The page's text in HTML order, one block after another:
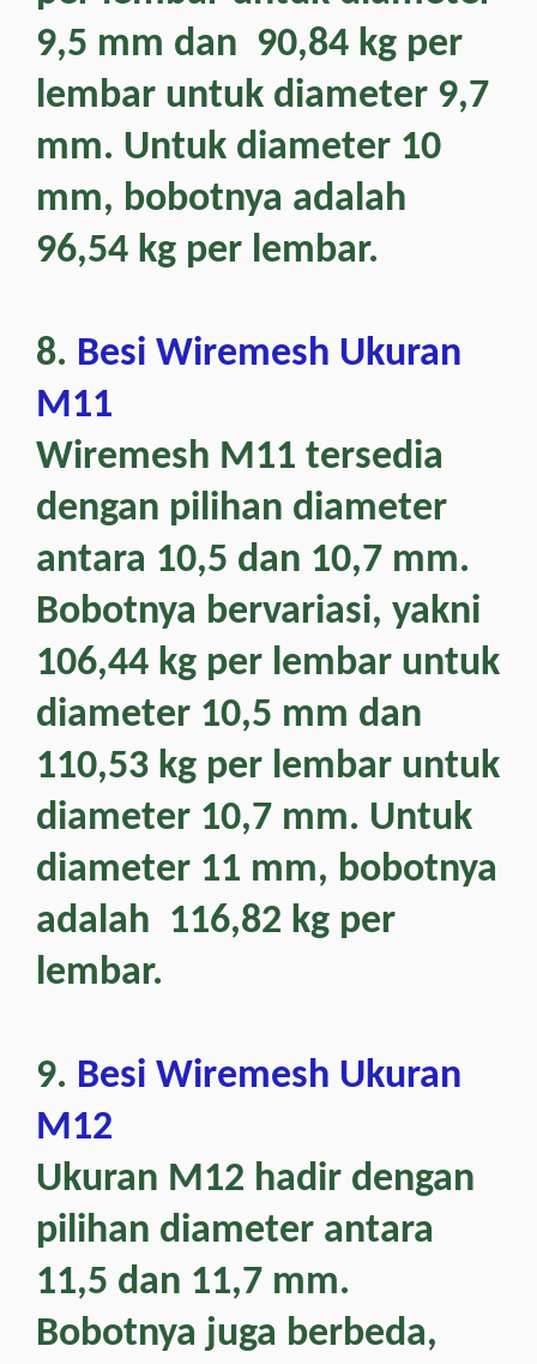
9,5 mm dan 90,84 kg per
lembar untuk diameter 9,7
mm. Untuk diameter 10
mm, bobotnya adalah
96,54 kg per lembar.
8. Besi Wiremesh Ukuran
M11
Wiremesh M11 tersedia
dengan pilihan diameter
antara 10,5 dan 10,7 mm.
Bobotnya bervariasi, yakni
106,44 kg per lembar untuk
diameter 10,5 mm dan
110,53 kg per lembar untuk
diameter 10,7 mm. Untuk
diameter 11 mm, bobotnya
adalah 116,82 kg per
lembar.
9. Besi Wiremesh Ukuran
M12
Ukuran M12 hadir dengan
pilihan diameter antara
11,5 dan 11,7 mm.
Bobotnya juga berbeda,